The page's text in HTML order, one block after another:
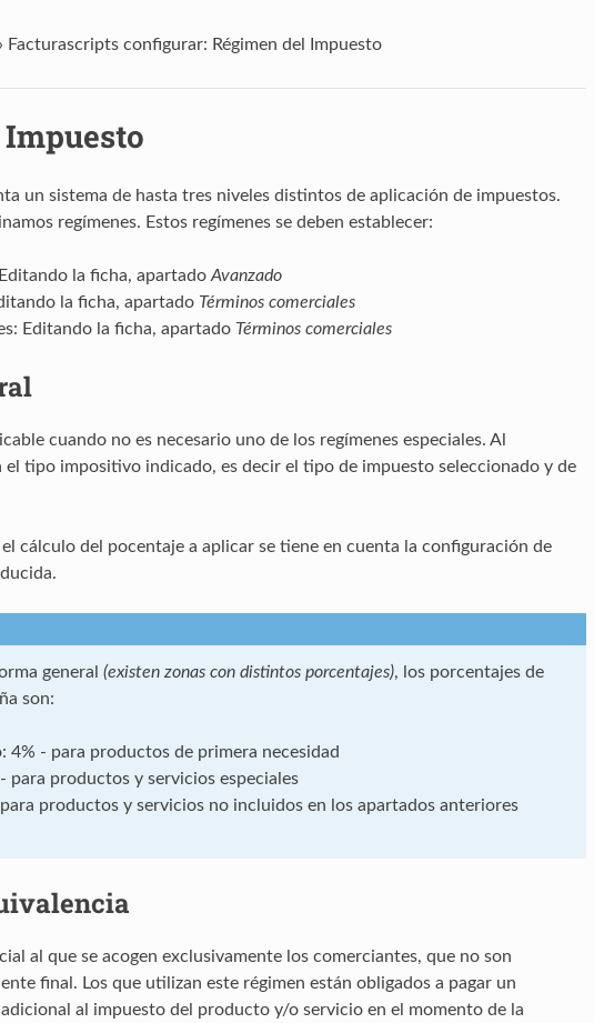
Facturascripts configurar: Régimen del Impuesto
un sistema de hasta tres niveles distintos de aplicación de impuestos.
regímenes. Estos regímenes se deben establecer:
la ficha, apartado Avanzado
la ficha, apartado Términos comerciales
Editando la ficha, apartado Términos comerciales
cuando no es necesario uno de los regímenes especiales. Al
el tipo impositivo indicado, es decir el tipo de impuesto seleccionado y de
cálculo del pocentaje a aplicar se tiene en cuenta la configuración de
general (existen zonas con distintos porcentajes), los porcentajes de
son:
4% - para productos de primera necesidad
para productos y servicios especiales
productos y servicios no incluidos en los apartados anteriores
al que se acogen exclusivamente los comerciantes, que no son
final. Los que utilizan este régimen están obligados a pagar un
al impuesto del producto y/o servicio en el momento de la